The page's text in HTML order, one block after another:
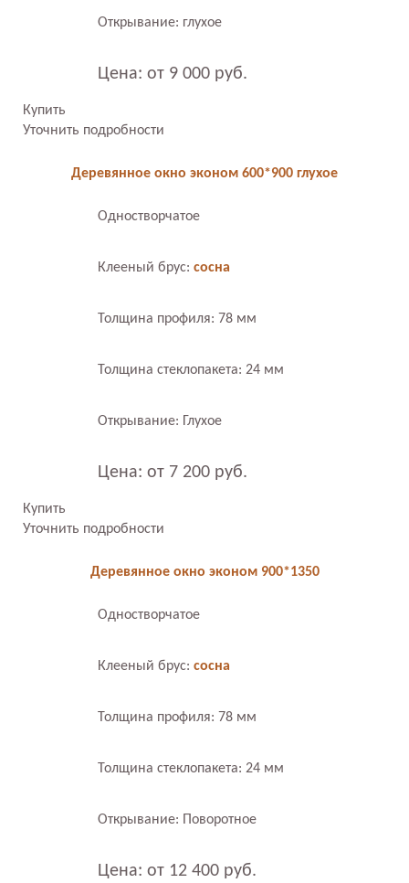
Открывание: глухое
Цена: от 9 000 руб.
Купить
Уточнить подробности
Деревянное окно эконом 600*900 глухое
Одностворчатое
Клееный брус: сосна
Толщина профиля: 78 мм
Толщина стеклопакета: 24 мм
Открывание: Глухое
Цена: от 7 200 руб.
Купить
Уточнить подробности
Деревянное окно эконом 900*1350
Одностворчатое
Клееный брус: сосна
Толщина профиля: 78 мм
Толщина стеклопакета: 24 мм
Открывание: Поворотное
Цена: от 12 400 руб.